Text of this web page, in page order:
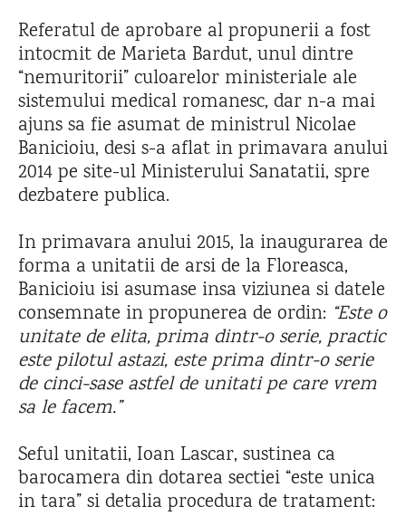
Referatul de aprobare al propunerii a fost
intocmit de Marieta Bardut, unul dintre
“nemuritorii” culoarelor ministeriale ale
sistemului medical romanesc, dar n-a mai
ajuns sa fie asumat de ministrul Nicolae
Banicioiu, desi s-a aflat in primavara anului
2014 pe site-ul Ministerului Sanatatii, spre
dezbatere publica.
In primavara anului 2015, la inaugurarea de
forma a unitatii de arsi de la Floreasca,
Banicioiu isi asumase insa viziunea si datele
consemnate in propunerea de ordin: “Este o
unitate de elita, prima dintr-o serie, practic
este pilotul astazi, este prima dintr-o serie
de cinci-sase astfel de unitati pe care vrem
sa le facem.”
Seful unitatii, Ioan Lascar, sustinea ca
barocamera din dotarea sectiei “este unica
in tara” si detalia procedura de tratament: